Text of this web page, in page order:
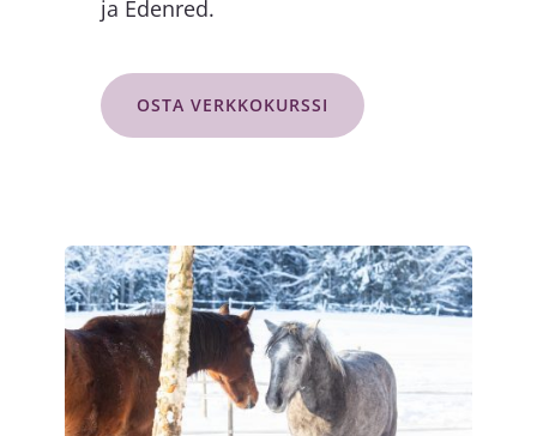
ja Edenred.
OSTA VERKKOKURSSI